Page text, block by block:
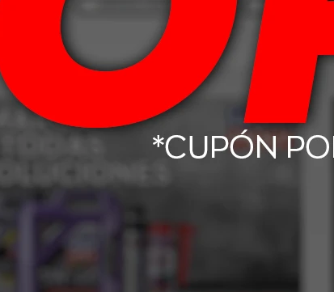
Productos que te